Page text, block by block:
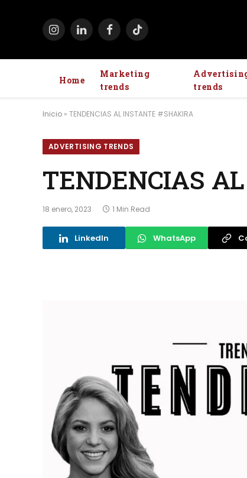
InstagramLinkedInFacebook
TikTok
Home
Marketing
trends
trends
Inicio » TENDENCIAS AL INSTANTE #SHAKIRA
ADVERTISING TRENDS
TENDENCIAS
18 enero, 2023 1 Min Read
LinkedIn WhatsApp